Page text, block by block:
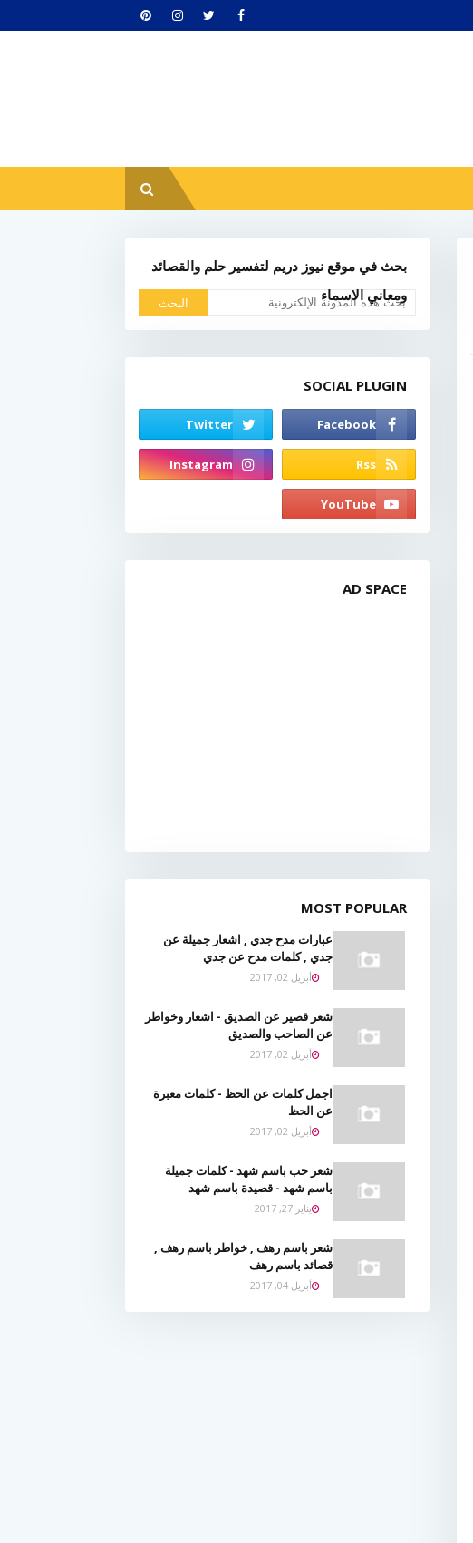
بحث في موقع نيوز دريم لتفسير حلم والقصائد
ومعاني الاسماء
SOCIAL PLUGIN
AD SPACE
MOST POPULAR
عبارات مدح جدي , اشعار جميلة عن
جدي , كلمات مدح عن جدي
أبريل 02, 2017
شعر قصير عن الصديق - اشعار وخواطر
عن الصاحب والصديق
أبريل 02, 2017
اجمل كلمات عن الحظ - كلمات معبرة
عن الحظ
أبريل 02, 2017
شعر حب باسم شهد - كلمات جميلة
باسم شهد - قصيدة باسم شهد
يناير 27, 2017
شعر باسم رهف , خواطر باسم رهف ,
قصائد باسم رهف
أبريل 04, 2017